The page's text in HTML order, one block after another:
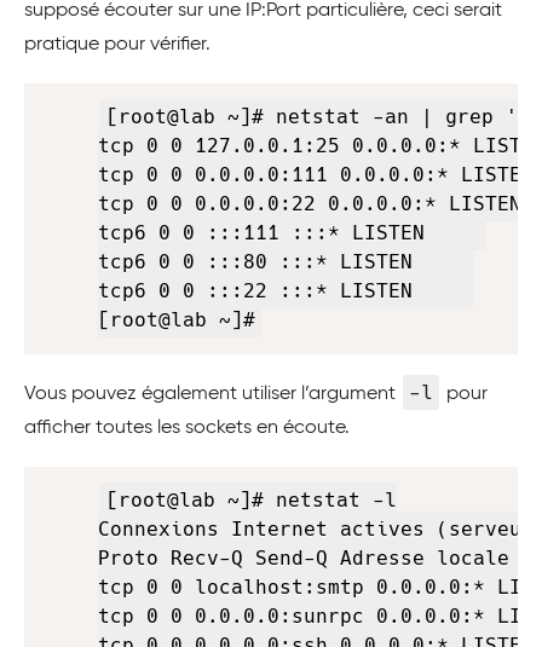
supposé écouter sur une IP:Port particulière, ceci serait
pratique pour vérifier.
[root@lab ~]# netstat -an | grep
tcp 0 0 127.0.0.1:25 0.0.0.0:*
tcp 0 0 0.0.0.0:111 0.0.0.0:*
tcp 0 0 0.0.0.0:22 0.0.0.0:*
tcp6 0 0 :::111 :::* LISTEN
tcp6 0 0 :::80 :::* LISTEN
tcp6 0 0 :::22 :::* LISTEN
[root@lab ~]#
Vous pouvez également utiliser l’argument -l
pour
afficher toutes les sockets en écoute.
[root@lab ~]# netstat -l
Connexions Internet actives
Proto Recv-Q Send-Q Adresse
tcp 0 0 localhost:smtp 0.0.0.0:*
tcp 0 0 0.0.0.0:sunrpc 0.0.0.0:*